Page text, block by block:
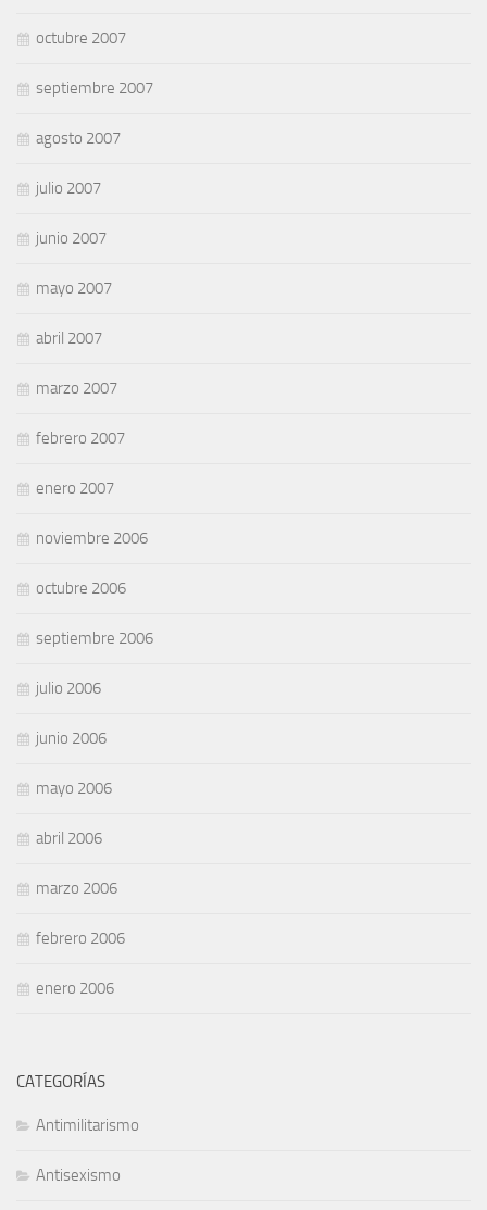
octubre 2007
septiembre 2007
agosto 2007
julio 2007
junio 2007
mayo 2007
abril 2007
marzo 2007
febrero 2007
enero 2007
noviembre 2006
octubre 2006
septiembre 2006
julio 2006
junio 2006
mayo 2006
abril 2006
marzo 2006
febrero 2006
enero 2006
CATEGORÍAS
Antimilitarismo
Antisexismo